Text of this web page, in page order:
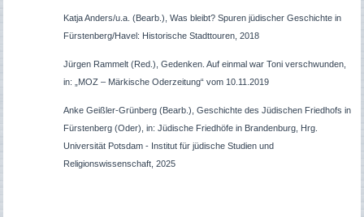
Katja Anders/u.a. (Bearb.), Was bleibt? Spuren jüdischer Geschichte in
Fürstenberg/Havel: Historische Stadttouren, 2018
Jürgen Rammelt (Red.), Gedenken. Auf einmal war Toni verschwunden,
in: „MOZ – Märkische Oderzeitung“ vom 10.11.2019
Anke Geißler-Grünberg (Bearb.), Geschichte des Jüdischen Friedhofs in
Fürstenberg (Oder), in: Jüdische Friedhöfe in Brandenburg, Hrg.
Universität Potsdam - Institut für jüdische Studien und
Religionswissenschaft, 2025